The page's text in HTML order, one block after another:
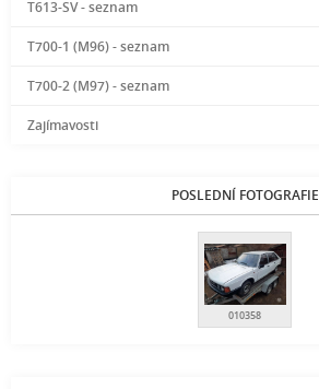
T613-SV - seznam
T700-1 (M96) - seznam
T700-2 (M97) - seznam
Zajímavosti
POSLEDNÍ FOTOGRAFIE
010358